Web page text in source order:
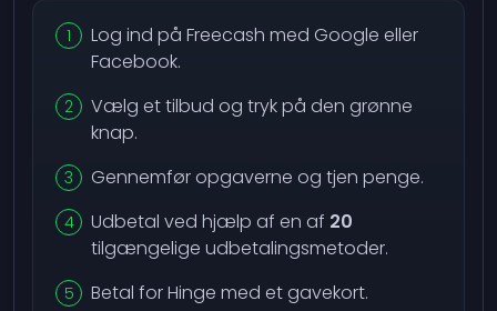
Log ind på Freecash med Google eller
Facebook.
Vælg et tilbud og tryk på den grønne
knap.
Gennemfør opgaverne og tjen penge.
Udbetal ved hjælp af en af 20
tilgængelige udbetalingsmetoder.
Betal for Hinge med et gavekort.